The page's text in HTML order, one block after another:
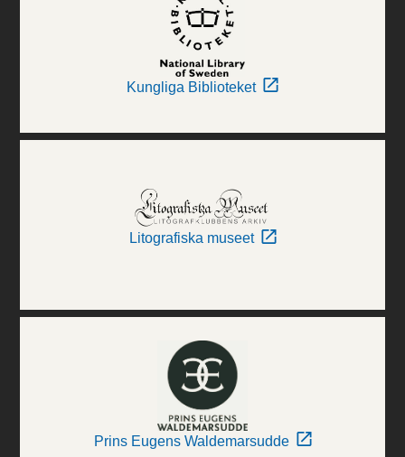
Kungliga Biblioteket
Litografiska museet
Prins Eugens Waldemarsudde